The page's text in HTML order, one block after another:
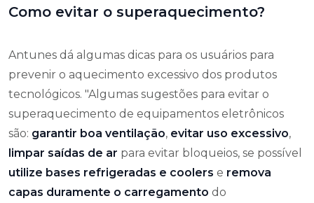
Como evitar o superaquecimento?
Antunes dá algumas dicas para os usuários para
prevenir o aquecimento excessivo dos produtos
tecnológicos. "Algumas sugestões para evitar o
superaquecimento de equipamentos eletrônicos
são: garantir boa ventilação, evitar uso excessivo,
limpar saídas de ar para evitar bloqueios, se possível
utilize bases refrigeradas e coolers e remova
capas duramente o carregamento do